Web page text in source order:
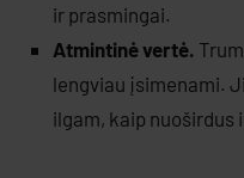
ir prasmingai.
Atmintinė vertė.
lengviau įsimenami.
ilgam, kaip nuoširdus